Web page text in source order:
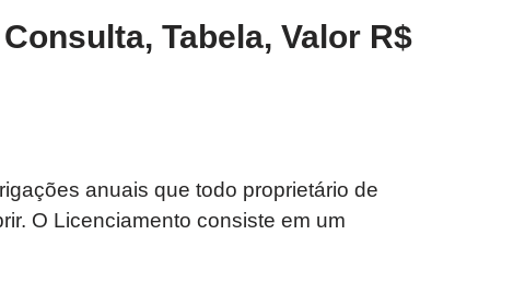
Tabela, Valor R$
anuais que todo proprietário de
O Licenciamento consiste em um